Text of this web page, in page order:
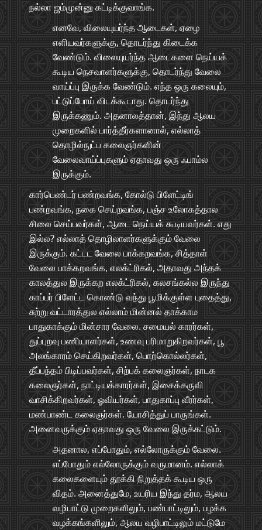
நல்லா ஜம்முன்னு கட்டிக்குவாங்க.
எனவே, விலையுயர்ந்த ஆடைகள், ஏழை
எளியவர்களுக்கு, தொடர்ந்து கிடைக்க
வேண்டும். விலையுயர்ந்த ஆடைகளை நெய்யக்
கூடிய நெசவாளர்களுக்கு, தொடர்ந்து வேலை
வாய்ப்பு இருக்க வேண்டும். எந்த ஒரு கலையும்,
பட்டுப்போய் விடக்கூடாது. தொடர்ந்து
இருக்கணும். அதனாலத்தான், இந்து ஆலய
முறைகளில் பார்த்தீர்களானால், எல்லாத்
தொழில்நுட்ப கலைஞர்களின்
வேலைவாய்ப்புகளும் ஏதாவது ஒரு ஃபாம்ல
இருக்கும்.
கார்பெண்டர் பண்றவங்க, கோல்டு பிளேட்டிங்
பண்றவங்க, நகை செய்றவங்க, பஞ்ச உலோகத்தால
சிலை செய்பவர்கள், ஆடை நெய்யக் கூடியவர்கள். எது
இல்ல? எல்லாத் தொழிலாளர்களுக்கும் வேலை
இருக்கும். கட்டட வேலை பாக்கறவங்க, சித்தாள்
வேலை பாக்கறவங்க, எலக்ட்ரிகல், அதாவது அந்தக்
காலத்துல இருக்கற எலக்ட்ரிகல், கலசங்கல்ல இருந்து
காப்பர் பிளேட்ட கொண்டு வந்து பூமிக்குள்ள புதைத்து,
சுற்று வட்டாரத்துல எல்லாம் மின்னல் தாக்காம
பாதுகாக்கும் மின்சார வேலை. சமையல் காரர்கள்,
துப்புறவு பணியாளர்கள், உணவு பரிமாறுகிறவர்கள், பூ
அலங்காரம் செய்கிறவர்கள், பொற்கொல்லர்கள்,
தீப்பந்தம் பிடிப்பவர்கள், சிற்பக் கலைஞர்கள், நாடக
கலைஞர்கள், நாட்டியக்காரர்கள், இசைக்கருவி
வாசிக்கிறவர்கள், ஓவியர்கள், பாதுகாப்பு வீரர்கள்,
மண்பாண்ட கலைஞர்கள். யோசித்துப் பாருங்கள்.
அனைவருக்கும் ஏதாவது ஒரு வேலை இருக்கட்டும்.
அதனால, எப்போதும், எல்லோருக்கும் வேலை.
எப்போதும் எல்லோருக்கும் வருமானம். எல்லாக்
கலைகளையும் தூக்கி நிறுத்தக் கூடிய ஒரு
விதம். அனைத்துமே, உயரிய இந்து தர்ம, ஆலய
வழிபாட்டு முறைகளிலும், பண்பாட்டிலும், பழக்க
வழக்கங்களிலும், ஆலய வழிபாட்டிலும் மட்டுமே